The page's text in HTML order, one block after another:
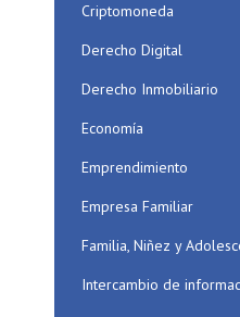
Criptomoneda
Derecho Digital
Derecho Inmobiliario
Economía
Emprendimiento
Empresa Familiar
Familia, Niñez y
Intercambio de